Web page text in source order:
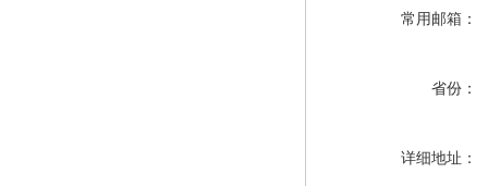
常用邮箱：
省份：
详细地址：